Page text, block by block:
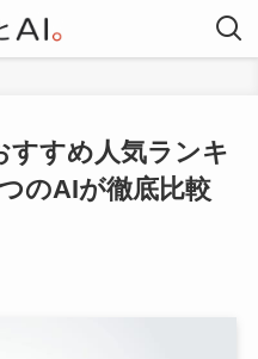
すすめ人気ランキ
のAIが徹底比較